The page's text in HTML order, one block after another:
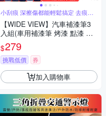
小刮痕 深擦傷都能輕鬆搞定 去痕去
污上光
【WIDE VIEW】汽車補漆筆3
入組(車用補漆筆 烤漆 點漆 修
復 不傷車漆 補漆筆 修復掉漆
油漆筆/E-008)
$279
挑戰低價 券
加入購物車